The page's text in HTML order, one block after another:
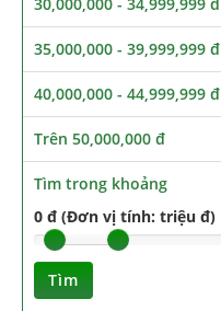
35,000,000 - 39,999,999 đ
40,000,000 - 44,999,999 đ
Trên 50,000,000 đ
Tìm trong khoảng
0 đ (Đơn vị tính: triệu đ)
Tìm